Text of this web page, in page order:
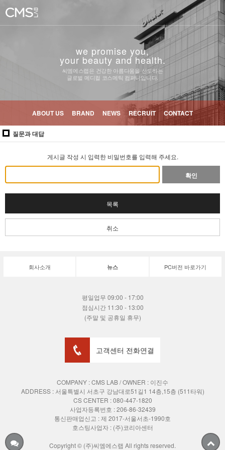
we promise you,
your beauty and health.
씨엠에스랩은 건강한 아름다움을 선도하는
글로벌 메디컬 코스메틱 컴퍼니입니다.
ABOUT US BRAND NEWS RECRUIT CONTACT
질문과 대답
게시글 작성 시 입력한 비밀번호를 입력해 주세요.
확인
목록
취소
회사소개 뉴스 PC버전 바로가기
평일업무 09:00 - 17:00
점심시간 11:30 - 13:00
(주말 및 공휴일 휴무)
고객센터 전화연결
COMPANY : CMS LAB / OWNER : 이진수
ADDRESS : 서울특별시 서초구 강남대로51길1 14층,15층 (511타워)
CS CENTER : 080-447-1820
사업자등록번호 : 206-86-32439
통신판매업신고 : 제 2017-서울서초-1990호
호스팅사업자 : (주)코리아센터
Copyright © (주)씨엠에스랩 All rights reserved.